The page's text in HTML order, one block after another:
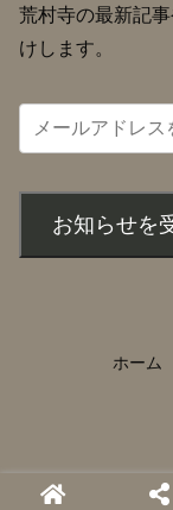
荒村寺の最新記
けします。
お知らせを
ホーム